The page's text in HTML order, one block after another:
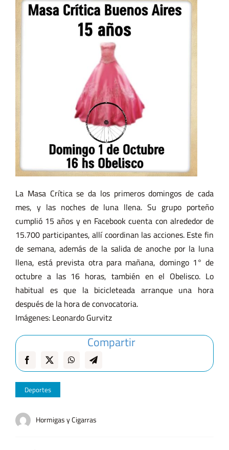
La Masa Crítica se da los primeros domingos de cada
mes, y las noches de luna llena. Su grupo porteño
cumplió 15 años y en Facebook cuenta con alrededor de
15.700 participantes, allí coordinan las acciones. Este fin
de semana, además de la salida de anoche por la luna
llena, está prevista otra para mañana, domingo 1° de
octubre a las 16 horas, también en el Obelisco. Lo
habitual es que la bicicleteada arranque una hora
después de la hora de convocatoria.
Imágenes: Leonardo Gurvitz
Compartir
Deportes
Hormigas y Cigarras